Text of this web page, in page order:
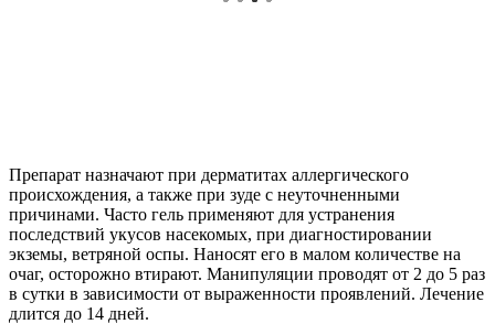
Препарат назначают при дерматитах аллергического
происхождения, а также при зуде с неуточненными
причинами. Часто гель применяют для устранения
последствий укусов насекомых, при диагностировании
экземы, ветряной оспы. Наносят его в малом количестве на
очаг, осторожно втирают. Манипуляции проводят от 2 до 5 раз
в сутки в зависимости от выраженности проявлений. Лечение
длится до 14 дней.